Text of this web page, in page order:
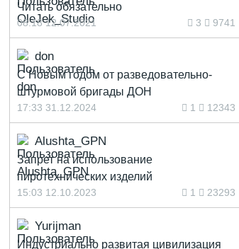
Читать обязательно
08:18 12.07.2021 3 9741
don
С Новым годом от разведовательно-
штурмовой бригады ДОН
17:33 31.12.2024 1 12343
Alushta_GPN
Запрет на использование
пиротехнических изделий
15:03 12.10.2023 1 23293
Yurijman
Индустриально развитая цивилизация